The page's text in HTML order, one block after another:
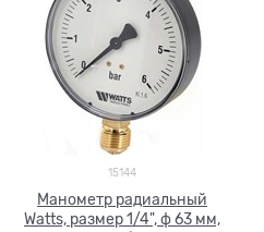
15144
Манометр радиальный
Watts, размер 1/4", ф 63 мм,